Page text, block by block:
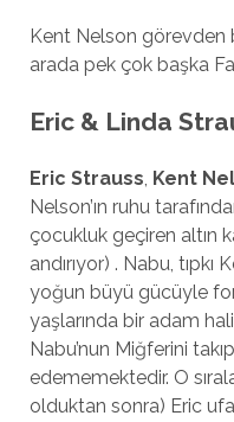
Kent Nelson görevden
arada pek çok başka
Eric & Linda
Eric Strauss, Kent
Nelson’ın ruhu
çocukluk geçiren altın
andırıyor) . Nabu, tıpkı
yoğun büyü gücüyle
yaşlarında bir adam
Nabu’nun Miğferini
edememektedir. O
olduktan sonra) Eric